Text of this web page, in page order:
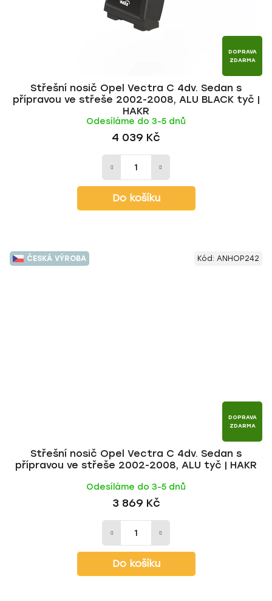
DOPRAVA
ZDARMA
Střešní nosič Opel Vectra C 4dv. Sedan s
přípravou ve střeše 2002-2008, ALU BLACK tyč |
HAKR
Odesíláme do 3-5 dnů
4 039 Kč
Do košíku
ČESKÁ VÝROBA
DOPRAVA
ZDARMA
Střešní nosič Opel Vectra C 4dv. Sedan s
přípravou ve střeše 2002-2008, ALU tyč | HAKR
Odesíláme do 3-5 dnů
3 869 Kč
Do košíku
Kód: ANHOP242